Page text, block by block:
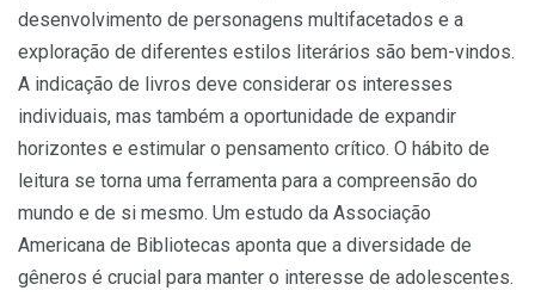
desenvolvimento de personagens multifacetados e a
exploração de diferentes estilos literários são bem-vindos.
A indicação de livros deve considerar os interesses
individuais, mas também a oportunidade de expandir
horizontes e estimular o pensamento crítico. O hábito de
leitura se torna uma ferramenta para a compreensão do
mundo e de si mesmo. Um estudo da Associação
Americana de Bibliotecas aponta que a diversidade de
gêneros é crucial para manter o interesse de adolescentes.